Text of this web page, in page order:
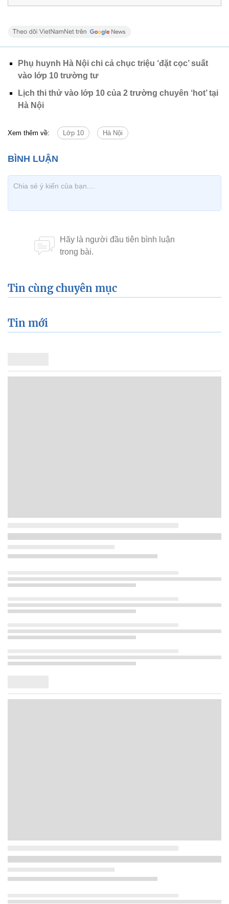
Phụ huynh Hà Nội chi cả chục triệu ‘đặt cọc’ suất
vào lớp 10 trường tư
Lịch thi thử vào lớp 10 của 2 trường chuyên ‘hot’ tại
Hà Nội
Xem thêm về: Lớp 10 Hà Nội
Tin cùng chuyên mục
Tin mới